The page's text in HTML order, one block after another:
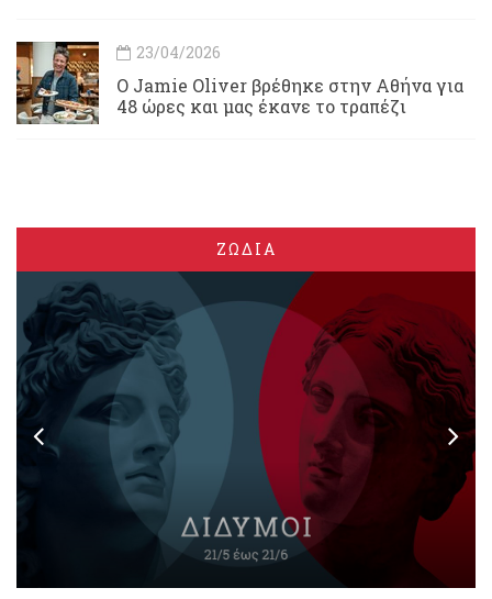
23/04/2026
Ο Jamie Oliver βρέθηκε στην Αθήνα για
48 ώρες και μας έκανε το τραπέζι
ΖΩΔΙΑ